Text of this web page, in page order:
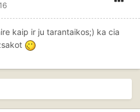
kaip ir ju tarantaikos;) ka cia